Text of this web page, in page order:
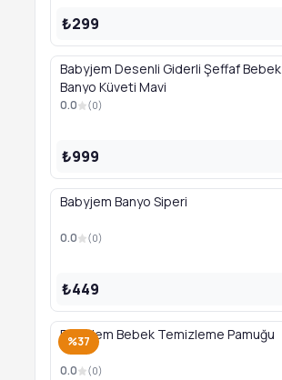
₺299
Babyjem Desenli Giderli Şeffaf Bebek
Banyo Küveti Mavi
0.0 (0)
₺999
Babyjem Banyo Siperi
0.0 (0)
₺449
%37
BabyJem Bebek Temizleme Pamuğu
0.0 (0)